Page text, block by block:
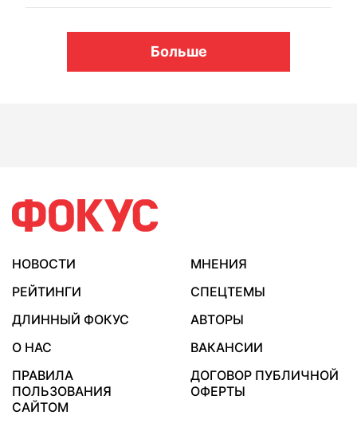
Больше
НОВОСТИ
МНЕНИЯ
РЕЙТИНГИ
СПЕЦТЕМЫ
ДЛИННЫЙ ФОКУС
АВТОРЫ
О НАС
ВАКАНСИИ
ПРАВИЛА
ПОЛЬЗОВАНИЯ
САЙТОМ
ДОГОВОР ПУБЛИЧНОЙ
ОФЕРТЫ